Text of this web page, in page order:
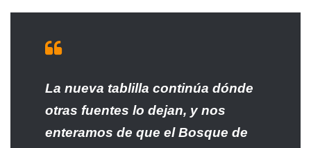
La nueva tablilla continúa dónde
otras fuentes lo dejan, y nos
enteramos de que el Bosque de